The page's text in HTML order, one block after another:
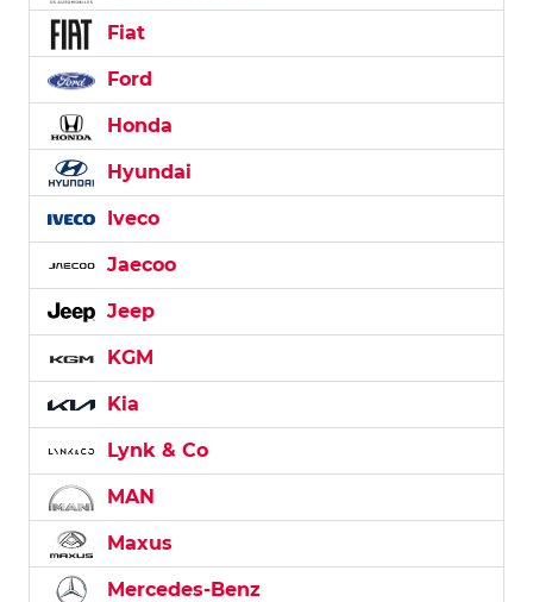
Fiat
Ford
Honda
Hyundai
Iveco
Jaecoo
Jeep
KGM
Kia
Lynk & Co
MAN
Maxus
Mercedes-Benz